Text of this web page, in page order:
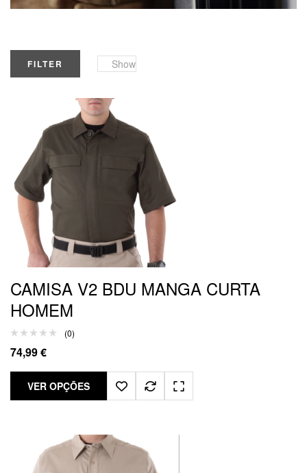
FILTER Show
CAMISA V2 BDU MANGA CURTA
HOMEM
(0)
74,99€
VER OPÇÕES